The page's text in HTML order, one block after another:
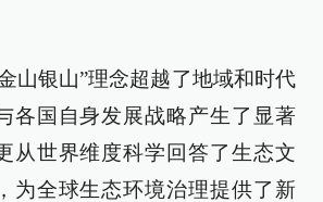
山银山”理念超越了地域和时代
各国自身发展战略产生了显著
从世界维度科学回答了生态文
为全球生态环境治理提供了新